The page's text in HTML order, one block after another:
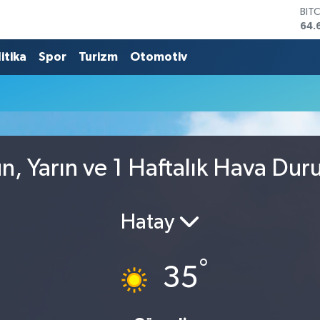
Spor Turizm Otomotiv
Yarın ve 1 Haftalık Hava
Hatay
35°